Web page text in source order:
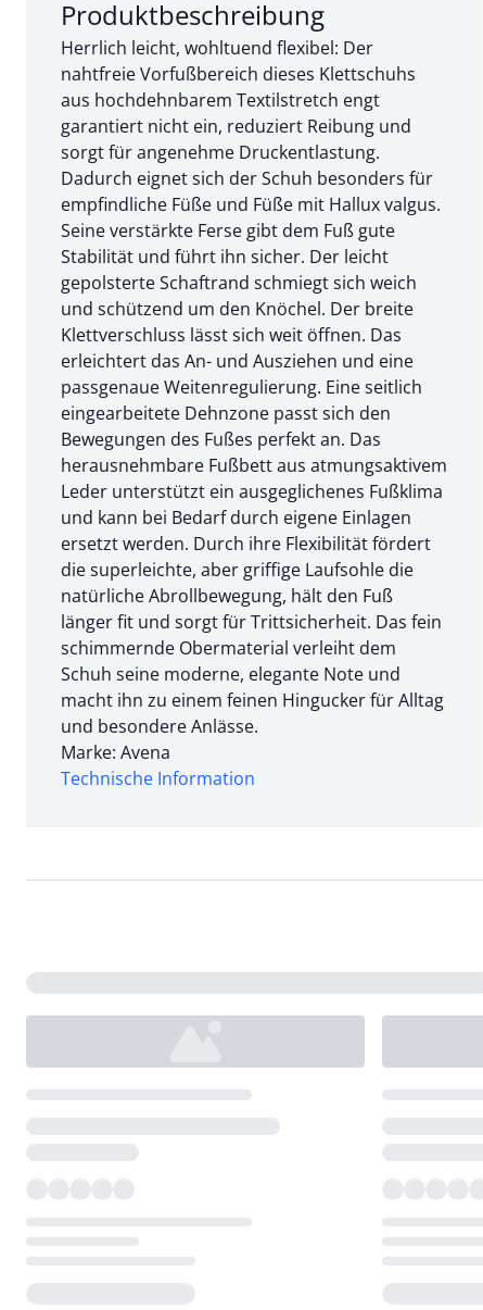
Abschnitt 1 von 3:
Produktbeschreibung
Herrlich leicht, wohltuend flexibel: Der
nahtfreie Vorfußbereich dieses Klettschuhs
aus hochdehnbarem Textilstretch engt
garantiert nicht ein, reduziert Reibung und
sorgt für angenehme Druckentlastung.
Dadurch eignet sich der Schuh besonders für
empfindliche Füße und Füße mit Hallux valgus.
Seine verstärkte Ferse gibt dem Fuß gute
Stabilität und führt ihn sicher. Der leicht
gepolsterte Schaftrand schmiegt sich weich
und schützend um den Knöchel. Der breite
Klettverschluss lässt sich weit öffnen. Das
erleichtert das An- und Ausziehen und eine
passgenaue Weitenregulierung. Eine seitlich
eingearbeitete Dehnzone passt sich den
Bewegungen des Fußes perfekt an. Das
herausnehmbare Fußbett aus atmungsaktivem
Leder unterstützt ein ausgeglichenes Fußklima
und kann bei Bedarf durch eigene Einlagen
ersetzt werden. Durch ihre Flexibilität fördert
die superleichte, aber griffige Laufsohle die
natürliche Abrollbewegung, hält den Fuß
länger fit und sorgt für Trittsicherheit. Das fein
schimmernde Obermaterial verleiht dem
Schuh seine moderne, elegante Note und
macht ihn zu einem feinen Hingucker für Alltag
und besondere Anlässe.
Marke: Avena
Technische Information